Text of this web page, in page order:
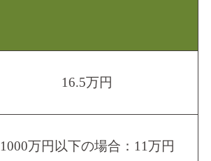
16.5万円
1000万円以下の場合：11万円